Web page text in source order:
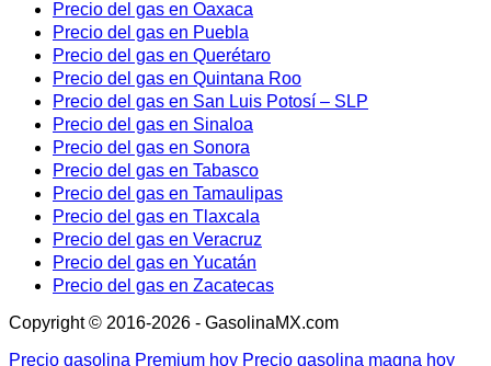
Precio del gas en Oaxaca
Precio del gas en Puebla
Precio del gas en Querétaro
Precio del gas en Quintana Roo
Precio del gas en San Luis Potosí – SLP
Precio del gas en Sinaloa
Precio del gas en Sonora
Precio del gas en Tabasco
Precio del gas en Tamaulipas
Precio del gas en Tlaxcala
Precio del gas en Veracruz
Precio del gas en Yucatán
Precio del gas en Zacatecas
Copyright © 2016-2026 - GasolinaMX.com
Precio gasolina Premium hoy Precio gasolina magna hoy